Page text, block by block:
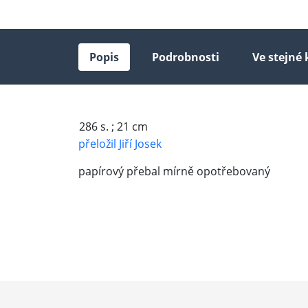
Popis Podrobnosti Ve stejné
286 s. ; 21 cm
přeložil Jiří Josek
papírový přebal mírně opotřebovaný